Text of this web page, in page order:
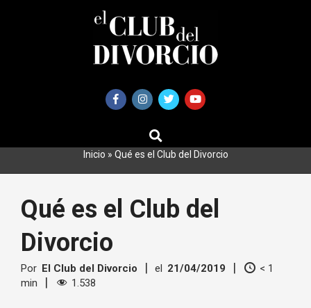
Navigation
BUSCAR
Inicio » Qué es el Club del Divorcio
Qué es el Club del
Divorcio
Por El Club del Divorcio el 21/04/2019
< 1
min
1.538